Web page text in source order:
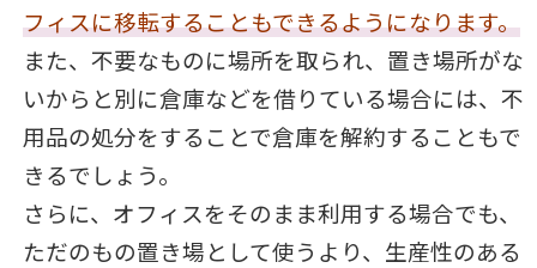
フィスに移転することもできるようになります。
また、不要なものに場所を取られ、置き場所がな
いからと別に倉庫などを借りている場合には、不
用品の処分をすることで倉庫を解約することもで
きるでしょう。
さらに、オフィスをそのまま利用する場合でも、
ただのもの置き場として使うより、生産性のある